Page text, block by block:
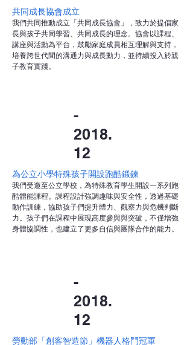
共同成長協會成立
我們共同推動成立「共同成長協會」，致力於提倡家
長與孩子共同學習、共同成長的理念。協會以課程、
講座與活動為平台，鼓勵家庭成員相互理解與支持，
培養跨世代間的溝通力與成長動力，並持續投入於親
子教育實踐。
-
2018.
12
為公立小學特殊孩子開設跑酷鍛鍊
我們受邀至公立學校，為特殊教育學生開設一系列跑
酷體能課程。課程設計強調趣味與安全性，透過基礎
動作訓練，協助孩子們提升體力、觀察力與危機判斷
力。孩子們在課程中展現高度參與與突破，不僅增強
身體協調性，也建立了更多自信與團隊合作的能力。
-
2018.
12
勞動部「創客智造節」機器人格鬥冠軍